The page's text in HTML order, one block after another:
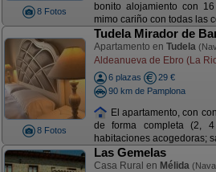
8 Fotos
bonito alojamiento con
mimo cariño con todas las
8 Fotos
Tudela Mirador de
Apartamento en Tudela
Aldeanueva de Ebro (La
6 plazas
29 €
90 km de Pamplona
El apartamento, con
de forma completa (2,
habitaciones acogedoras;
Las Gemelas
Casa Rural en Mélida